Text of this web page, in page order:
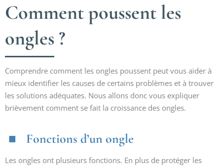
Comment poussent les
ongles ?
Comprendre comment les ongles poussent peut vous aider à
mieux identifier les causes de certains problèmes et à trouver
les solutions adéquates. Nous allons donc vous expliquer
brièvement comment se fait la croissance des ongles.
Fonctions d’un ongle
Les ongles ont plusieurs fonctions. En plus de protéger les